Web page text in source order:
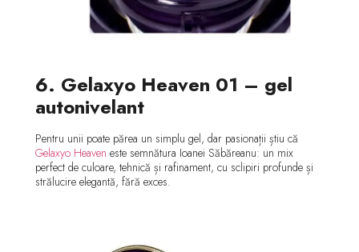
6. Gelaxyo Heaven 01 – gel
autonivelant
Pentru unii poate părea un simplu gel, dar pasionații știu că
Gelaxyo Heaven este semnătura Ioanei Săbăreanu: un mix
perfect de culoare, tehnică și rafinament, cu sclipiri profunde și
strălucire elegantă, fără exces.